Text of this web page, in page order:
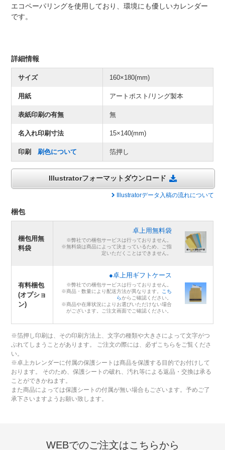
エコペーパリングを使用しており、環境にも優しいカレンダー
です。
詳細情報
サイズ 160×180(mm)
用紙 アートポスト/リング製本
表紙印刷の有無 無
名入れ印刷寸法 15×140(mm)
印刷 刷色について 箔押し
Illustratorフォーマットダウンロード
Illustratorデータ入稿の流れについて
梱包
梱包用無
料袋
卓上用無料袋
※弊社での梱包サービスは行っておりません。
※無料袋は商品によって決まっているため、ご指
定いただくことはできません。
有料梱包
(オプショ
ン)
●卓上用ギフトケース
※弊社での梱包サービスは行っておりません。
※商品・数量により配送方法が異なります。
こち
らからご確認ください。
※商品や在庫状況によりお選びいただけない場合
がございます。ご注文画面でご確認ください。
※箔押し印刷は、その印刷方法上、文字の種類や大きさによって文字がつ
ぶれてしまうことがあります。 ご注文の際には、必ずこちらをご覧くださ
い。
※卓上カレンダーに付属の保護シートは商品を保護する目的でお付けして
おります。 そのため、保護シートの破れ、汚れ等による返品・交換は承る
ことができかねます。
また商品によっては保護シートの付属が無い場合もございます。予めご了
承下さいますようお願い致します。
WEBでのご注文はこちらから